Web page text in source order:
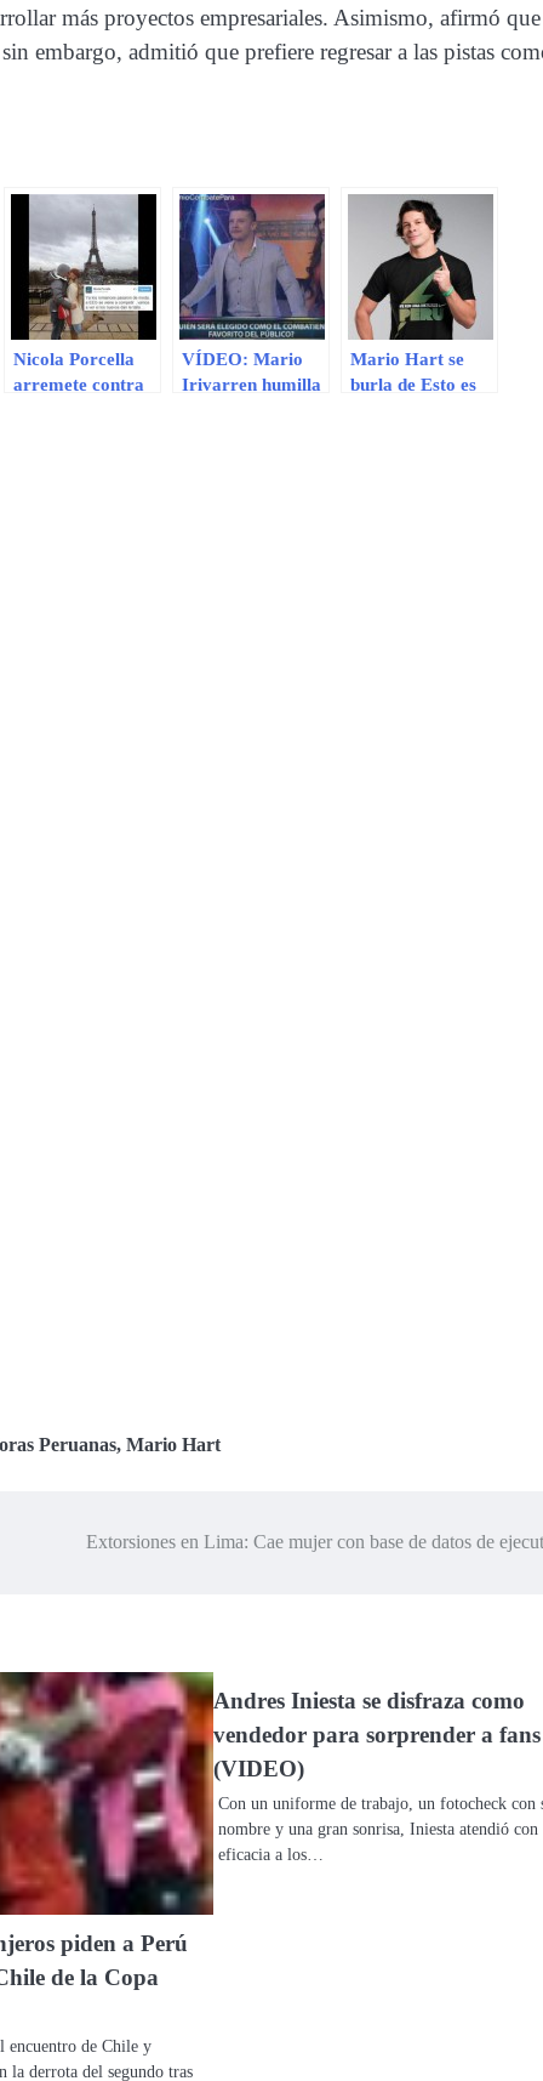
más proyectos empresariales. Asimismo, afirmó que
embargo, admitió que prefiere regresar a las pistas
Nicola Porcella
arremete contra
VÍDEO: Mario
Irivarren humilla
Mario Hart se
burla de Esto es
Peruanas, Mario Hart
Extorsiones en Lima: Cae mujer con base de datos de
piden a Perú
de la Copa
encuentro de Chile y
la derrota del segundo tras
Andres Iniesta se disfraza como
vendedor para sorprender a fans
(VIDEO)
Con un uniforme de trabajo, un fotocheck con
nombre y una gran sonrisa, Iniesta atendió con
eficacia a los…